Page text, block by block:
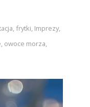
, frytki, Imprezy,
, owoce morza,